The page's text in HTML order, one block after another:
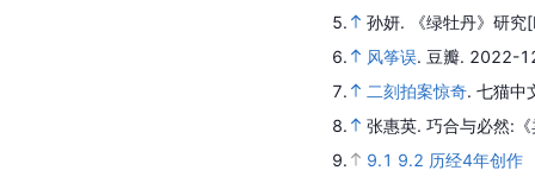
5.
孙妍. 《绿牡丹》研究
6.
风筝误. 豆瓣. 2022-
7.
二刻拍案惊奇. 七猫中
8.
张惠英. 巧合与必然:
9.
9.1 9.2 历经4年创作